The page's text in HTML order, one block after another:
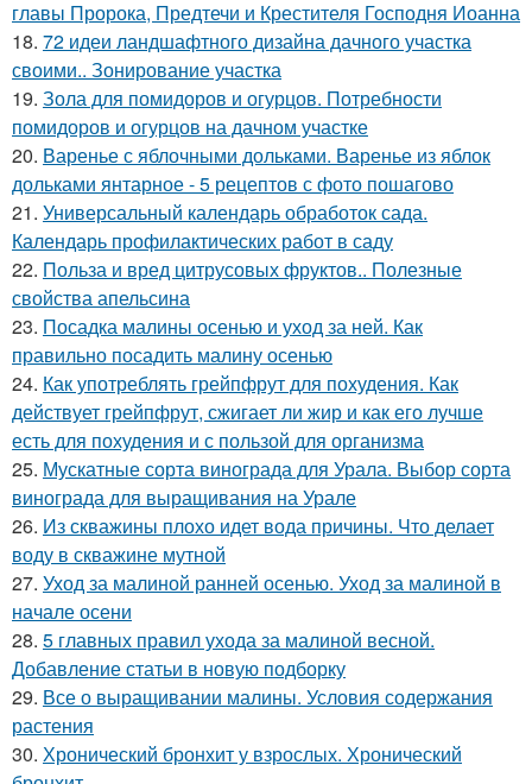
главы Пророка, Предтечи и Крестителя Господня Иоанна
18. 72 идеи ландшафтного дизайна дачного участка
своими.. Зонирование участка
19. Зола для помидоров и огурцов. Потребности
помидоров и огурцов на дачном участке
20. Варенье с яблочными дольками. Варенье из яблок
дольками янтарное - 5 рецептов с фото пошагово
21. Универсальный календарь обработок сада.
Календарь профилактических работ в саду
22. Польза и вред цитрусовых фруктов.. Полезные
свойства апельсина
23. Посадка малины осенью и уход за ней. Как
правильно посадить малину осенью
24. Как употреблять грейпфрут для похудения. Как
действует грейпфрут, сжигает ли жир и как его лучше
есть для похудения и с пользой для организма
25. Мускатные сорта винограда для Урала. Выбор сорта
винограда для выращивания на Урале
26. Из скважины плохо идет вода причины. Что делает
воду в скважине мутной
27. Уход за малиной ранней осенью. Уход за малиной в
начале осени
28. 5 главных правил ухода за малиной весной.
Добавление статьи в новую подборку
29. Все о выращивании малины. Условия содержания
растения
30. Хронический бронхит у взрослых. Хронический